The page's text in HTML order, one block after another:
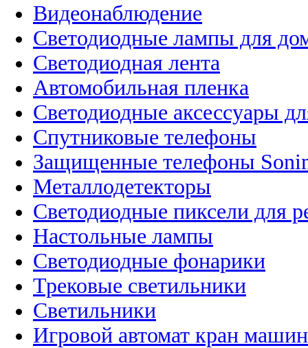
Видеонаблюдение
Светодиодные лампы для
Светодиодная лента
Автомобильная пленка
Светодиодные аксессуары
Спутниковые телефоны
Защищенные телефоны
Металлодетекторы
Светодиодные пиксели для
Настольные лампы
Светодиодные фонарики
Трековые светильники
Светильники
Игровой автомат кран